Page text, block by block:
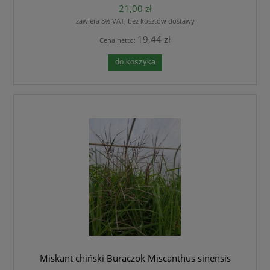
21,00 zł
zawiera 8% VAT, bez kosztów dostawy
Cena netto: 19,44 zł
do koszyka
Miskant chiński Buraczok Miscanthus sinensis